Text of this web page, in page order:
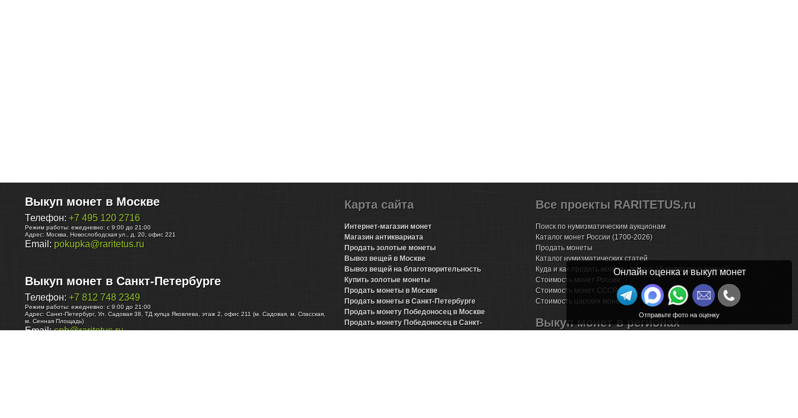
Выкуп монет в Москве
Телефон: +7 495 120 2716
Режим работы: ежедневно: с 9:00 до 21:00
Адрес: Москва Новослободская ул., д. 20, офис 221
Email: pokupka@raritetus.ru
Выкуп монет в Санкт-Петербурге
Телефон: +7 812 748 2349
Режим работы: ежедневно: с 9:00 до 21:00
Адрес: Санкт-Петербург, Ул. Садовая 38, ТД купца Яковлева, этаж 2, офис 211 (м. Садовая, м. Спасская,
м. Сенная Площадь)
Email:spb@raritetus.ru
Карта сайта
Интернет-магазин монет
Магазин антиквариата
Продать золотые монеты
Вывоз вещей в Москве
Вывоз вещей на благотворительность
Купить золотые монеты
Продать монеты в Москве
Продать монеты в Санкт-Петербурге
Продать монету Победоносец в Москве
Продать монету Победоносец в Санкт-
Все проекты RARITETUS.ru
Поиск по нумизматическим аукционам
Каталог монет России (1700-2026)
Продать монеты
Каталог нумизматических статей
Куда и как продать монеты дорого: 15 подводных камней
Стоимость монет России
Стоимость монет СССР
Стоимость царских монет
Выкуп монет в регионах
Онлайн оценка и выкуп монет